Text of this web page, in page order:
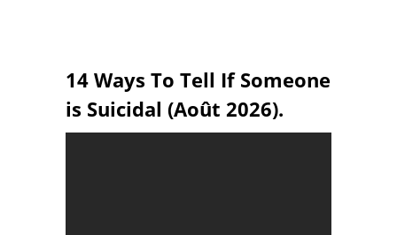
14 Ways To Tell If Someone
is Suicidal (Août 2026).